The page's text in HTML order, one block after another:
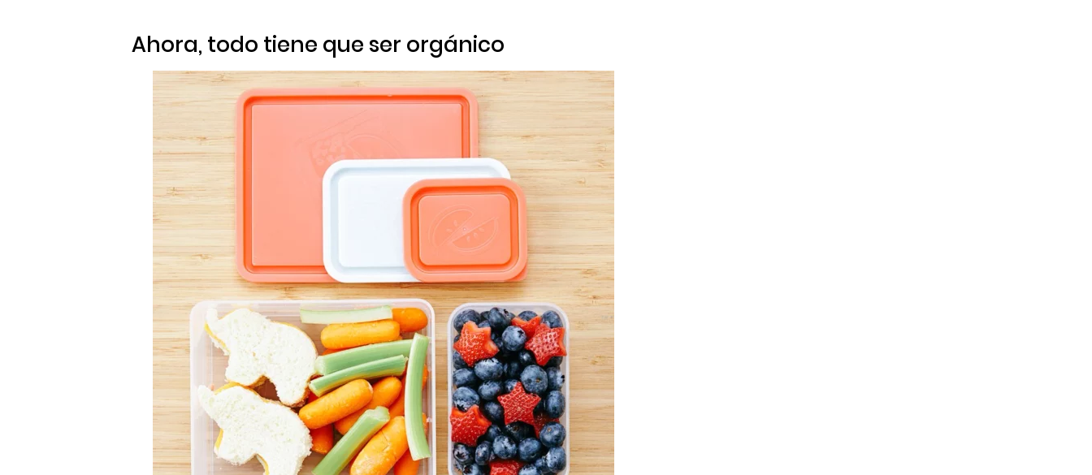
Ahora, todo tiene que ser orgánico